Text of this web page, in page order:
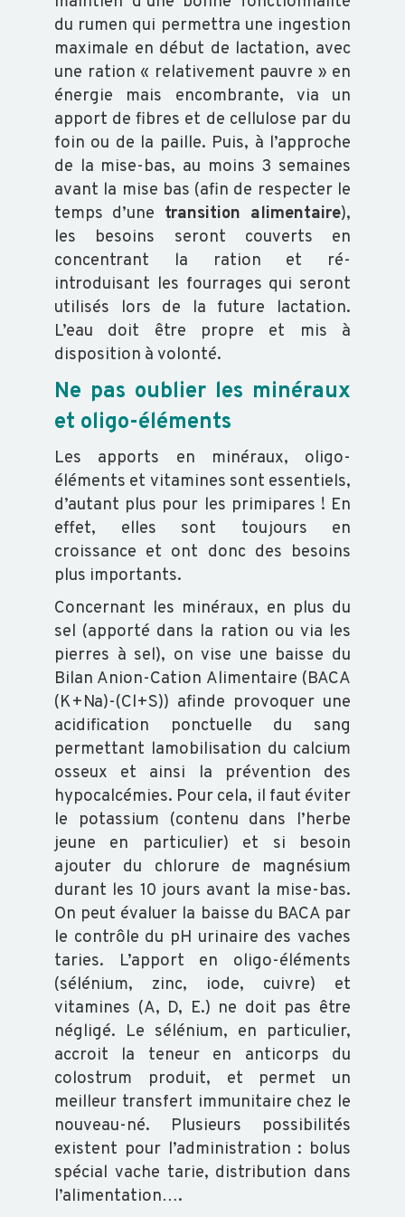
du rumen qui permettra une ingestion
maximale en début de lactation, avec
une ration « relativement pauvre » en
énergie mais encombrante, via un
apport de fibres et de cellulose par du
foin ou de la paille. Puis, à l’approche
de la mise-bas, au moins 3 semaines
avant la mise bas (afin de respecter le
temps d’une transition alimentaire),
les besoins seront couverts en
concentrant la ration et ré-
introduisant les fourrages qui seront
utilisés lors de la future lactation.
L’eau doit être propre et mis à
disposition à volonté.
Ne pas oublier les minéraux
et oligo-éléments
Les apports en minéraux, oligo-
éléments et vitamines sont essentiels,
d’autant plus pour les primipares ! En
effet, elles sont toujours en
croissance et ont donc des besoins
plus importants.
Concernant les minéraux, en plus du
sel (apporté dans la ration ou via les
pierres à sel), on vise une baisse du
Bilan Anion-Cation Alimentaire (BACA
(K+Na)-(Cl+S)) afinde provoquer une
acidification ponctuelle du sang
permettant lamobilisation du calcium
osseux et ainsi la prévention des
hypocalcémies. Pour cela, il faut éviter
le potassium (contenu dans l’herbe
jeune en particulier) et si besoin
ajouter du chlorure de magnésium
durant les 10 jours avant la mise-bas.
On peut évaluer la baisse du BACA par
le contrôle du pH urinaire des vaches
taries. L’apport en oligo-éléments
(sélénium, zinc, iode, cuivre) et
vitamines (A, D, E.) ne doit pas être
négligé. Le sélénium, en particulier,
accroit la teneur en anticorps du
colostrum produit, et permet un
meilleur transfert immunitaire chez le
nouveau-né. Plusieurs possibilités
existent pour l’administration : bolus
spécial vache tarie, distribution dans
l’alimentation….